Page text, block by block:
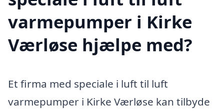
varmepumper i Kirke
Værløse hjælpe med?
Et firma med speciale i luft til luft
varmepumper i Kirke Værløse kan tilbyde